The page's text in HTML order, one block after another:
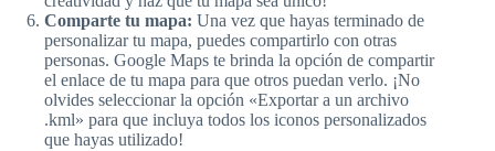
Comparte tu mapa: Una vez que hayas terminado de
personalizar tu mapa, puedes compartirlo con otras
personas. Google Maps te brinda la opción de compartir
el enlace de tu mapa para que otros puedan verlo. ¡No
olvides seleccionar la opción «Exportar a un archivo
.kml» para que incluya todos los iconos personalizados
que hayas utilizado!